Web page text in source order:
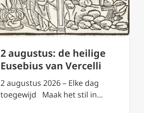
2 augustus: de heilige
Eusebius van Vercelli
2 augustus 2026 – Elke dag
toegewijd Maak het stil in…